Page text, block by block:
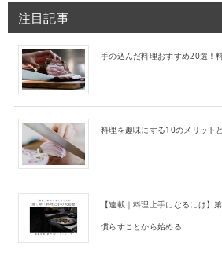
注目記事
手の込んだ料理おすすめ20選！
料理を趣味にする10のメリット
【連載｜料理上手になるには】
慣らすことから始める